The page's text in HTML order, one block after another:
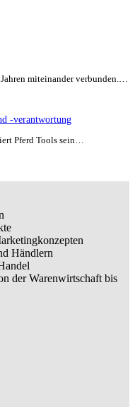
miteinander verbunden.…
-verantwortung
Pferd Tools sein…
Händlern
der Warenwirtschaft bis